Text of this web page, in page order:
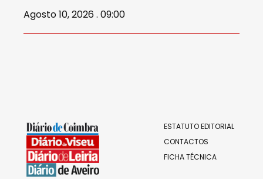
Agosto 10, 2026 . 09:00
ESTATUTO EDITORIAL
CONTACTOS
FICHA TÉCNICA